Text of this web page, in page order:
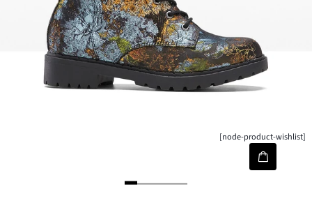
[node-product-wishlist]